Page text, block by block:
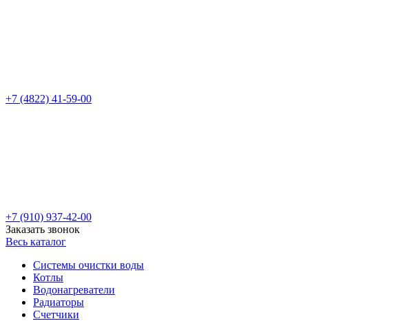
+7 (4822) 41-59-00
+7 (910) 937-42-00
Заказать звонок
Весь каталог
Системы очистки воды
Котлы
Водонагреватели
Радиаторы
Cчетчики